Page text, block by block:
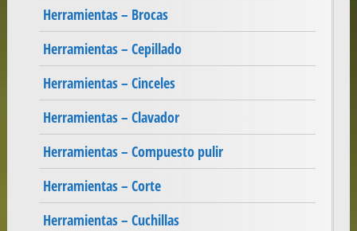
Herramientas – Brocas
Herramientas – Cepillado
Herramientas – Cinceles
Herramientas – Clavador
Herramientas – Compuesto pulir
Herramientas – Corte
Herramientas – Cuchillas